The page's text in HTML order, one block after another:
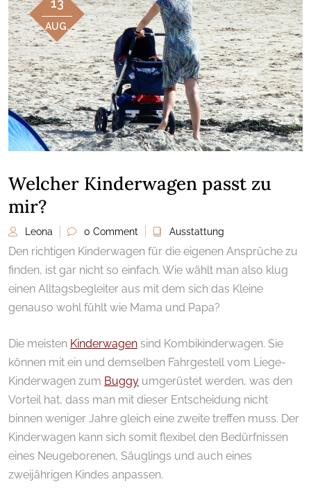
13
AUG.
Welcher Kinderwagen passt zu
mir?
Leona 0 Comment Ausstattung
Den richtigen Kinderwagen für die eigenen Ansprüche zu
finden, ist gar nicht so einfach. Wie wählt man also klug
einen Alltagsbegleiter aus mit dem sich das Kleine
genauso wohl fühlt wie Mama und Papa?
Die meisten Kinderwagen sind Kombikinderwagen. Sie
können mit ein und demselben Fahrgestell vom Liege-
Kinderwagen zum Buggy umgerüstet werden, was den
Vorteil hat, dass man mit dieser Entscheidung nicht
binnen weniger Jahre gleich eine zweite treffen muss. Der
Kinderwagen kann sich somit flexibel den Bedürfnissen
eines Neugeborenen, Säuglings und auch eines
zweijährigen Kindes anpassen.